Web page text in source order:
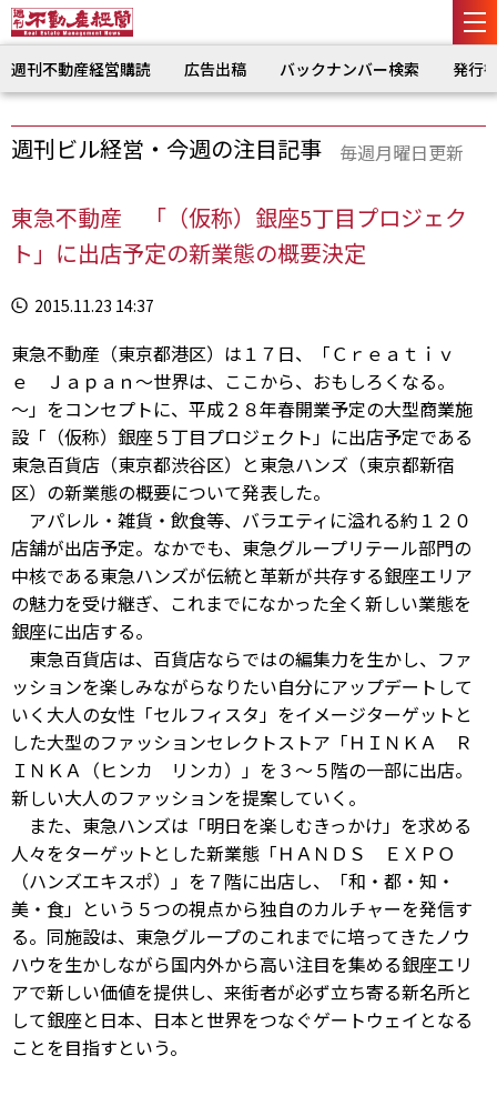
週刊不動産経営購読 広告出稿 バックナンバー検索 発行
週刊ビル経営・今週の注目記事 毎週月曜日更新
東急不動産 「（仮称）銀座5丁目プロジェク
ト」に出店予定の新業態の概要決定
2015.11.23 14:37
東急不動産（東京都港区）は１７日、「Ｃｒｅａｔｉｖ
ｅ Ｊａｐａｎ～世界は、ここから、おもしろくなる。
～」をコンセプトに、平成２８年春開業予定の大型商業施
設「（仮称）銀座５丁目プロジェクト」に出店予定である
東急百貨店（東京都渋谷区）と東急ハンズ（東京都新宿
区）の新業態の概要について発表した。
アパレル・雑貨・飲食等、バラエティに溢れる約１２０
店舗が出店予定。なかでも、東急グループリテール部門の
中核である東急ハンズが伝統と革新が共存する銀座エリア
の魅力を受け継ぎ、これまでになかった全く新しい業態を
銀座に出店する。
東急百貨店は、百貨店ならではの編集力を生かし、ファ
ッションを楽しみながらなりたい自分にアップデートして
いく大人の女性「セルフィスタ」をイメージターゲットと
した大型のファッションセレクトストア「ＨＩＮＫＡ Ｒ
ＩＮＫＡ（ヒンカ リンカ）」を３～５階の一部に出店。
新しい大人のファッションを提案していく。
また、東急ハンズは「明日を楽しむきっかけ」を求める
人々をターゲットとした新業態「ＨＡＮＤＳ ＥＸＰＯ
（ハンズエキスポ）」を７階に出店し、「和・都・知・
美・食」という５つの視点から独自のカルチャーを発信す
る。同施設は、東急グループのこれまでに培ってきたノウ
ハウを生かしながら国内外から高い注目を集める銀座エリ
アで新しい価値を提供し、来街者が必ず立ち寄る新名所と
して銀座と日本、日本と世界をつなぐゲートウェイとなる
ことを目指すという。